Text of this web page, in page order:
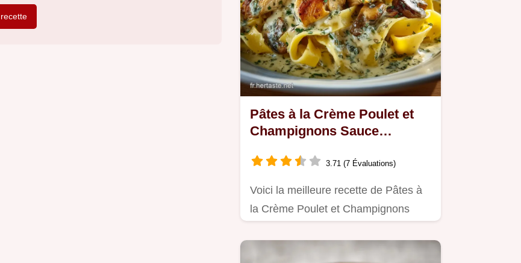
Pâtes à la Crème Poulet et
Champignons Sauce
3.71 (7 Évaluations)
Voici la meilleure recette de Pâtes à
la Crème Poulet et Champignons